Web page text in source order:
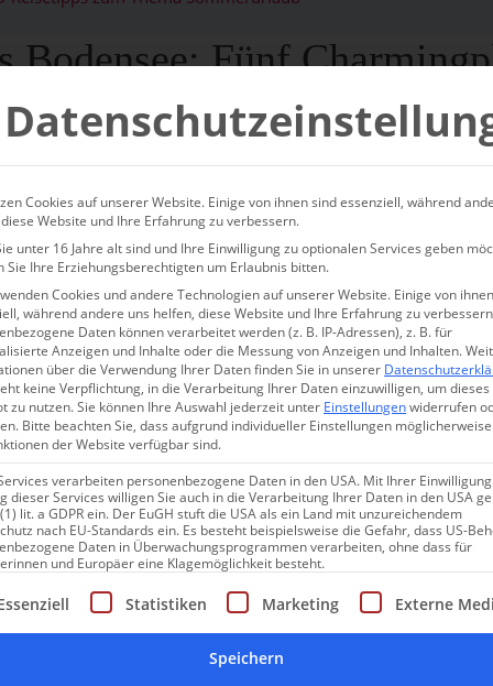
Bodensee: Fünf
Sommer in Deutschland
besonders verbringen
in Deutschland | stilvolle Hideaways auf Sylt, im Allgäu
| Urlaub 2026 ohne Fernreise
für den Sommer 2026 viel näher läge als gedacht?
wir auch Deutschland-Muffel und machen dieFerien
vor gecancelten Flügen, ohne Sprachbarriere, dafür mit einer
Cookies auf unserer Website. Einige von ihnen sind essenziell, während
Website und Ihre Erfahrung zu verbessern.
unter 16 Jahre alt sind und Ihre Einwilligung zu optionalen Services geben
Sie Ihre Erziehungsberechtigten um Erlaubnis bitten.
Cookies und andere Technologien auf unserer Website. Einige von
während andere uns helfen, diese Website und Ihre Erfahrung zu
Daten können verarbeitet werden (z. B. IP-Adressen), z. B. für
Anzeigen und Inhalte oder die Messung von Anzeigen und Inhalten.
über die Verwendung Ihrer Daten finden Sie in unserer
keine Verpflichtung, in die Verarbeitung Ihrer Daten einzuwilligen, um dieses
zu nutzen.Sie können Ihre Auswahl jederzeit unter Einstellungenwiderrufen
Bitte beachten Sie, dass aufgrund individueller Einstellungen
der Website verfügbar sind.
verarbeiten personenbezogene Daten in den USA. Mit Ihrer
dieser Services willigen Sie auch in die Verarbeitung Ihrer Daten in den USA
lit. a GDPR ein. Der EuGH stuft die USA als ein Land mit unzureichendem
nach EU-Standards ein. Es besteht beispielsweise die Gefahr, dass US-
Daten in Überwachungsprogrammen verarbeiten, ohne dass für
und Europäer eine Klagemöglichkeit besteht.
eine Liste der Service-Gruppen, für die eine Einwilligung
Statistiken Marketing Externe
Speichern